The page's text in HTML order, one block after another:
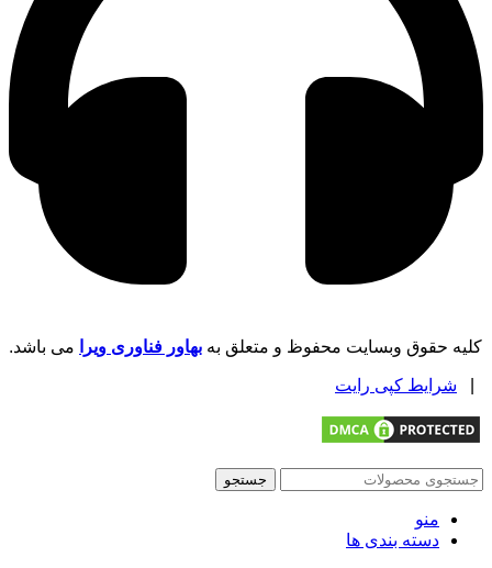
کلیه حقوق وبسایت محفوظ و متعلق به بهاور فناوری ویرا می باشد.
شرایط کپی رایت
جستجو
منو
دسته بندی ها